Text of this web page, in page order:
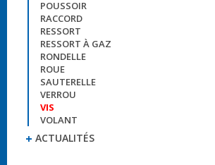
POUSSOIR
RACCORD
RESSORT
RESSORT À GAZ
RONDELLE
ROUE
SAUTERELLE
VERROU
VIS
VOLANT
ACTUALITÉS